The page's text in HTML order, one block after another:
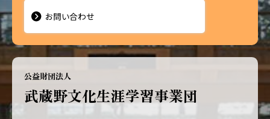
お問い合わせ
公益財団法人
武蔵野文化生涯学習事業団